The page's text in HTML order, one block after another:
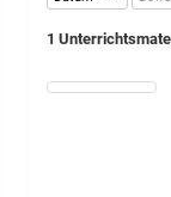
1